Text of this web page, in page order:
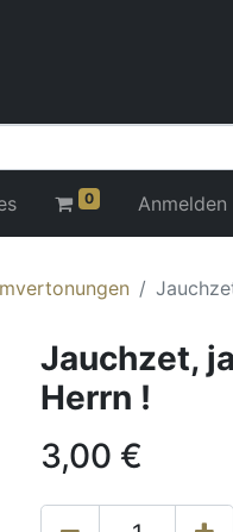
0 Anmelden
Jauchzet,
Herrn !
3,00 €